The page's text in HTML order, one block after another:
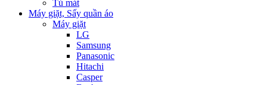
Tủ mát
Máy giặt, Sấy quần áo
Máy giặt
LG
Samsung
Panasonic
Hitachi
Casper